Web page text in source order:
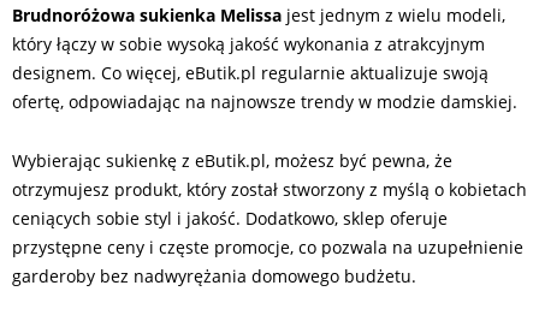
Brudnoróżowa sukienka Melissa jest jednym z wielu modeli,
który łączy w sobie wysoką jakość wykonania z atrakcyjnym
designem. Co więcej, eButik.pl regularnie aktualizuje swoją
ofertę, odpowiadając na najnowsze trendy w modzie damskiej.
Wybierając sukienkę z eButik.pl, możesz być pewna, że
otrzymujesz produkt, który został stworzony z myślą o kobietach
ceniących sobie styl i jakość. Dodatkowo, sklep oferuje
przystępne ceny i częste promocje, co pozwala na uzupełnienie
garderoby bez nadwyrężania domowego budżetu.